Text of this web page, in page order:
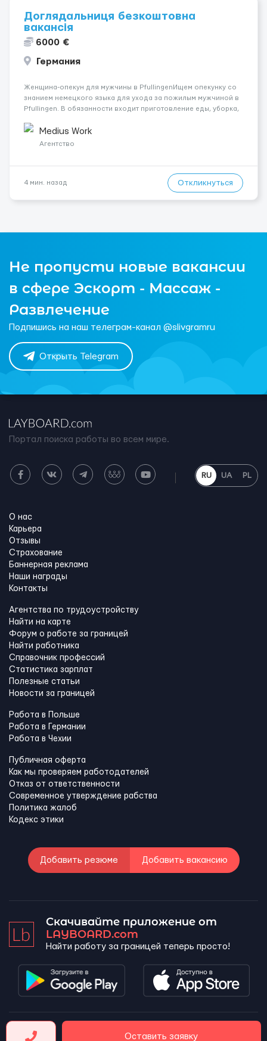
Оставить заявку
Доглядальниця безкоштовна
вакансія
6000 €
Германия
Женщина-опекун для мужчины в PfullingenИщем опекунку со
знанием немецкого языка для ухода за пожилым мужчиной в
Pfullingen. В обязанности входит приготовление еды, уборка,
дома.Пациент использует вспомогательные средства для
передвижения, физическ...
Medius Work
Агентство
4 мин. назад Откликнуться
Не пропусти новые вакансии
в сфере Эскорт - Массаж -
Развлечение
Подпишись на наш телеграм-канал @slivgramru
Открыть Telegram
Портал поиска работы во всем мире.
RU UA PL
О нас
Карьера
Отзывы
Страхование
Баннерная реклама
Наши награды
Контакты
Агентства по трудоустройству
Найти на карте
Форум о работе за границей
Найти работника
Справочник профессий
Статистика зарплат
Полезные статьи
Новости за границей
Работа в Польше
Работа в Германии
Работа в Чехии
Публичная оферта
Как мы проверяем работодателей
Отказ от ответственности
Современное утверждение рабства
Политика жалоб
Кодекс этики
Добавить резюме Добавить вакансию
Скачивайте приложение от
LAYBOARD.com
Найти работу за границей теперь просто!
LAYBOARD, SL Copyright 2026 ©